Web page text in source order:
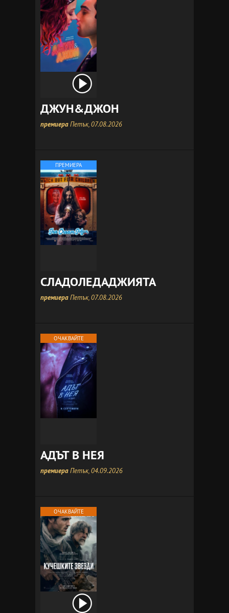
ДЖУН&ДЖОН
премиераПетък, 07.08.2026
ПРЕМИЕРА
СЛАДОЛЕДАДЖИЯТА
премиераПетък, 07.08.2026
ОЧАКВАЙТЕ
АДЪТ В НЕЯ
премиераПетък, 04.09.2026
ОЧАКВАЙТЕ